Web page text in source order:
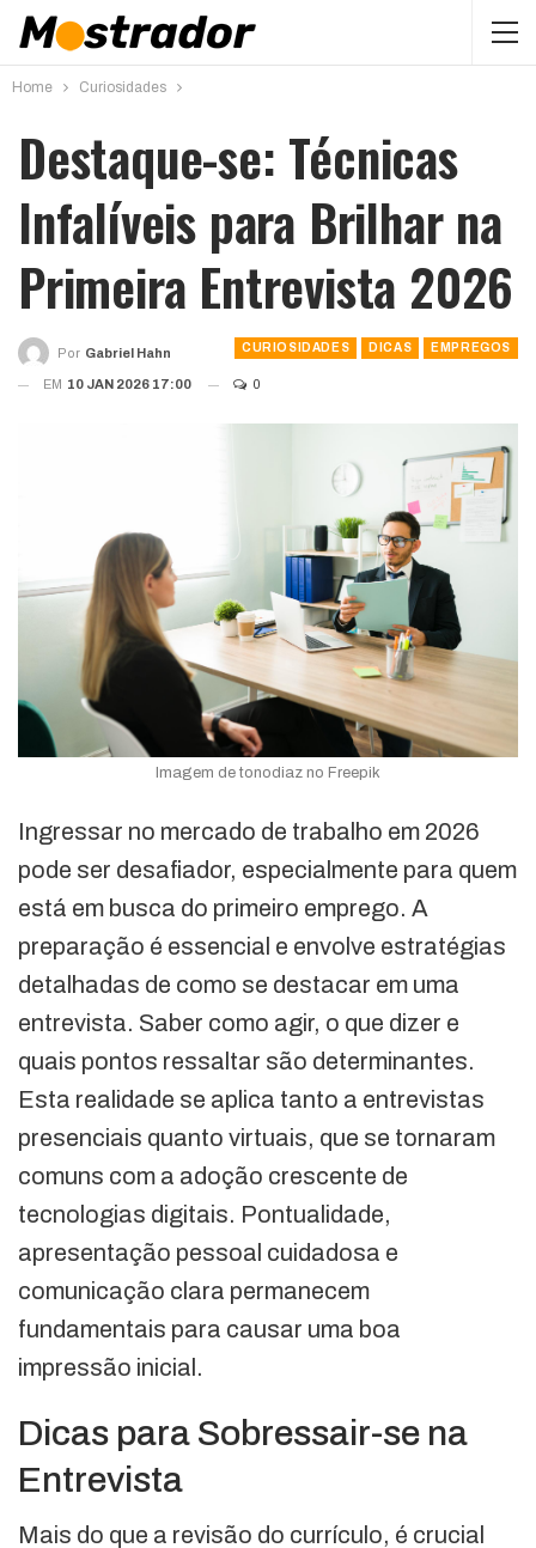
Home Curiosidades
Destaque-se: Técnicas
Infalíveis para Brilhar na
Primeira Entrevista 2026
CURIOSIDADES DICAS EMPREGOS
Por Gabriel Hahn
EM 10 JAN 2026 17:00 0
Imagem de tonodiaz no Freepik
Ingressar no mercado de trabalho em 2026
pode ser desafiador, especialmente para quem
está em busca do primeiro emprego. A
preparação é essencial e envolve estratégias
detalhadas de como se destacar em uma
entrevista. Saber como agir, o que dizer e
quais pontos ressaltar são determinantes.
Esta realidade se aplica tanto a entrevistas
presenciais quanto virtuais, que se tornaram
comuns com a adoção crescente de
tecnologias digitais. Pontualidade,
apresentação pessoal cuidadosa e
comunicação clara permanecem
fundamentais para causar uma boa
impressão inicial.
Dicas para Sobressair-se na
Entrevista
Mais do que a revisão do currículo, é crucial